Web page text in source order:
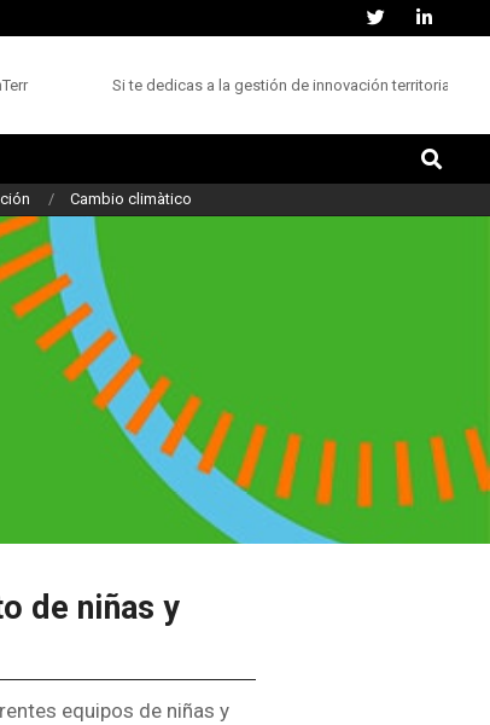
Si te dedicas a la gestión de innovación territorial, ¿cómo
Buscar
Cambio climàtico
de niñas y
equipos de niñas y